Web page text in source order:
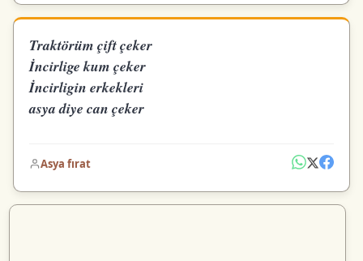
Traktörüm çift çeker
İncirlige kum çeker
İncirligin erkekleri
asya diye can çeker
Asya fırat